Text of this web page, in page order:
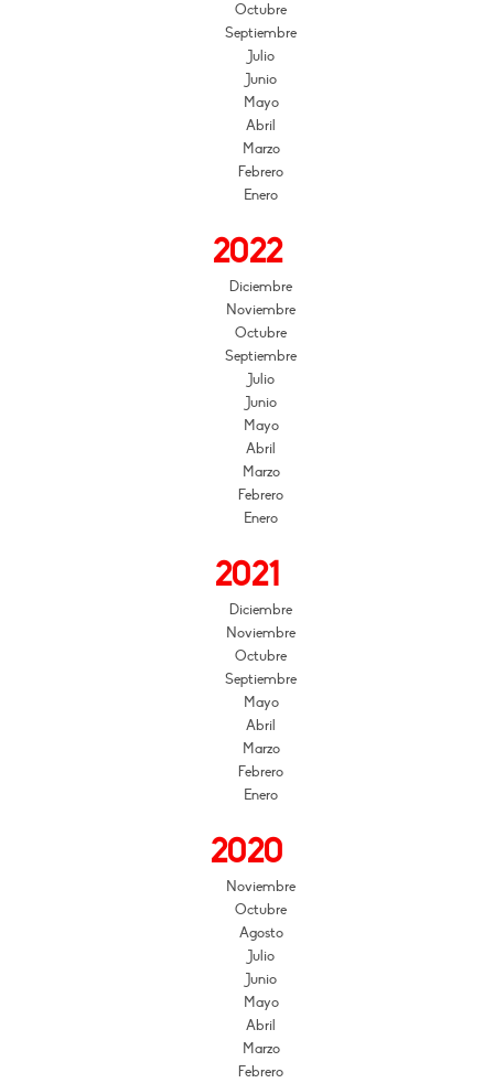
Octubre
Septiembre
Julio
Junio
Mayo
Abril
Marzo
Febrero
Enero
2022
Diciembre
Noviembre
Octubre
Septiembre
Julio
Junio
Mayo
Abril
Marzo
Febrero
Enero
2021
Diciembre
Noviembre
Octubre
Septiembre
Mayo
Abril
Marzo
Febrero
Enero
2020
Noviembre
Octubre
Agosto
Julio
Junio
Mayo
Abril
Marzo
Febrero